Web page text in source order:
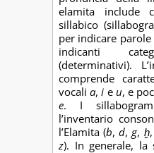
elamita include
sillabico
per indicare
indicanti
(determinativi).
comprende
vocalia,i e u, e
e. I
l’inventario
l’Elamita (b,d,g, ḫ,
z). In generale, la